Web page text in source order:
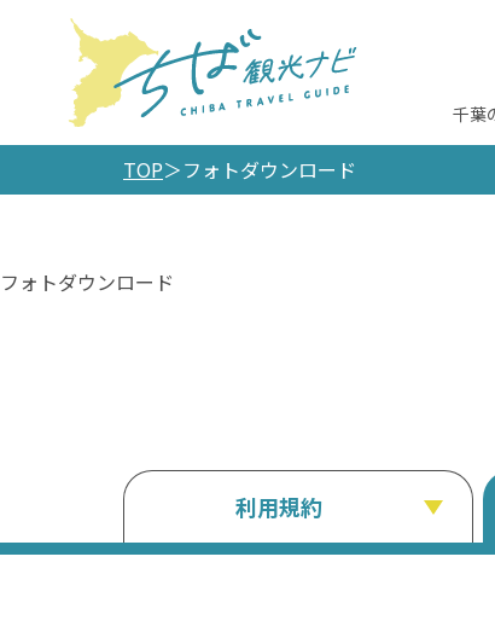
千葉
TOP フォトダウンロード
フォトダウンロード
利用規約